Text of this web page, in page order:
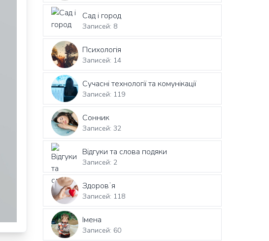
Сад і город
Записей: 8
Психологія
Записей: 14
Сучасні технології та комунікації
Записей: 119
Сонник
Записей: 32
Відгуки та слова подяки
Записей: 2
Здоровʼя
Записей: 118
Імена
Записей: 60